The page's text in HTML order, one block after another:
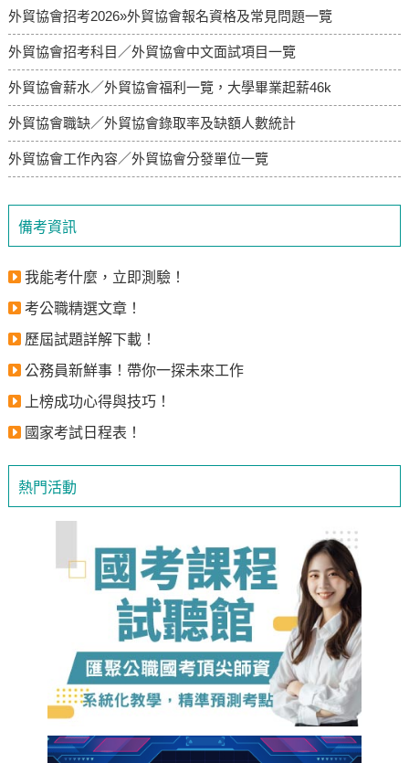
備考資訊
我能考什麼，立即測驗！
考公職精選文章！
歷屆試題詳解下載！
公務員新鮮事！帶你一探未來工作
上榜成功心得與技巧！
國家考試日程表！
熱門活動
外貿協會招考2026»外貿協會報名資格及常見問題一覽
外貿協會招考科目／外貿協會中文面試項目一覽
外貿協會薪水／外貿協會福利一覽，大學畢業起薪46k
外貿協會職缺／外貿協會錄取率及缺額人數統計
​​​​​​​外貿協會工作內容／外貿協會分發單位一覽